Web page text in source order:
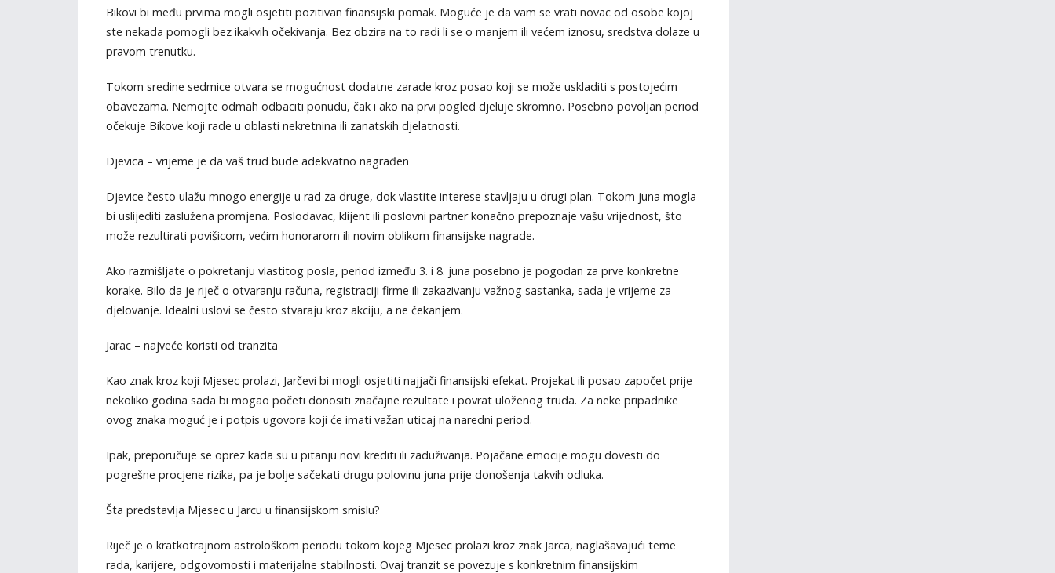
Bikovi bi među prvima mogli osjetiti pozitivan finansijski pomak. Moguće je da vam se vrati novac od osobe kojoj
ste nekada pomogli bez ikakvih očekivanja. Bez obzira na to radi li se o manjem ili većem iznosu, sredstva dolaze u
pravom trenutku.
Tokom sredine sedmice otvara se mogućnost dodatne zarade kroz posao koji se može uskladiti s postojećim
obavezama. Nemojte odmah odbaciti ponudu, čak i ako na prvi pogled djeluje skromno. Posebno povoljan period
očekuje Bikove koji rade u oblasti nekretnina ili zanatskih djelatnosti.
Djevica – vrijeme je da vaš trud bude adekvatno nagrađen
Djevice često ulažu mnogo energije u rad za druge, dok vlastite interese stavljaju u drugi plan. Tokom juna mogla
bi uslijediti zaslužena promjena. Poslodavac, klijent ili poslovni partner konačno prepoznaje vašu vrijednost, što
može rezultirati povišicom, većim honorarom ili novim oblikom finansijske nagrade.
Ako razmišljate o pokretanju vlastitog posla, period između 3. i 8. juna posebno je pogodan za prve konkretne
korake. Bilo da je riječ o otvaranju računa, registraciji firme ili zakazivanju važnog sastanka, sada je vrijeme za
djelovanje. Idealni uslovi se često stvaraju kroz akciju, a ne čekanjem.
Jarac – najveće koristi od tranzita
Kao znak kroz koji Mjesec prolazi, Jarčevi bi mogli osjetiti najjači finansijski efekat. Projekat ili posao započet prije
nekoliko godina sada bi mogao početi donositi značajne rezultate i povrat uloženog truda. Za neke pripadnike
ovog znaka moguć je i potpis ugovora koji će imati važan uticaj na naredni period.
Ipak, preporučuje se oprez kada su u pitanju novi krediti ili zaduživanja. Pojačane emocije mogu dovesti do
pogrešne procjene rizika, pa je bolje sačekati drugu polovinu juna prije donošenja takvih odluka.
Šta predstavlja Mjesec u Jarcu u finansijskom smislu?
Riječ je o kratkotrajnom astrološkom periodu tokom kojeg Mjesec prolazi kroz znak Jarca, naglašavajući teme
rada, karijere, odgovornosti i materijalne stabilnosti. Ovaj tranzit se povezuje s konkretnim finansijskim